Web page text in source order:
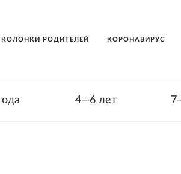
КОЛОНКИ РОДИТЕЛЕЙ КОРОНАВИРУС
4—6 лет